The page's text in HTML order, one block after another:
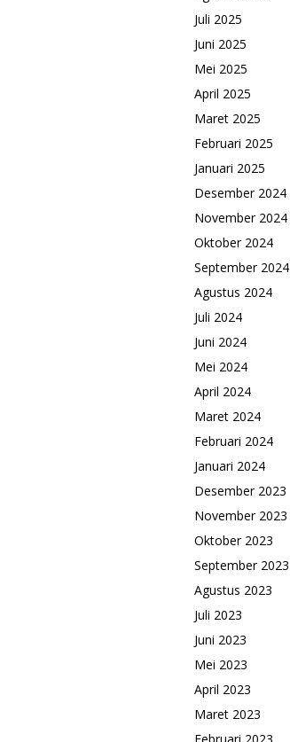
Juli 2025
Juni 2025
Mei 2025
April 2025
Maret 2025
Februari 2025
Januari 2025
Desember 2024
November 2024
Oktober 2024
September 2024
Agustus 2024
Juli 2024
Juni 2024
Mei 2024
April 2024
Maret 2024
Februari 2024
Januari 2024
Desember 2023
November 2023
Oktober 2023
September 2023
Agustus 2023
Juli 2023
Juni 2023
Mei 2023
April 2023
Maret 2023